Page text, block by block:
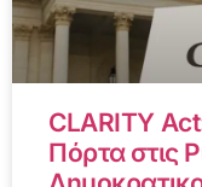
CLARITY
Πόρτα στις